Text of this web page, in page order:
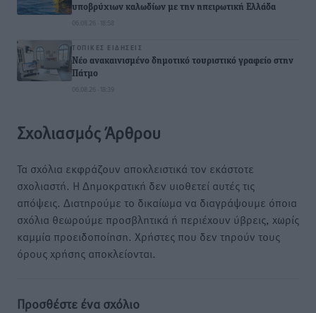
υποβρύχιων καλωδίων με την ηπειρωτική Ελλάδα
06.08.26 · 18:58
ΤΟΠΙΚΈΣ ΕΙΔΉΣΕΙΣ
Νέο ανακαινισμένο δημοτικό τουριστικό γραφείο στην
Πάτμο
06.08.26 · 18:39
Σχολιασμός Άρθρου
Τα σχόλια εκφράζουν αποκλειστικά τον εκάστοτε
σχολιαστή. Η Δημοκρατική δεν υιοθετεί αυτές τις
απόψεις. Διατηρούμε το δικαίωμα να διαγράψουμε όποια
σχόλια θεωρούμε προσβλητικά ή περιέχουν ύβρεις, χωρίς
καμμία προειδοποίηση. Χρήστες που δεν τηρούν τους
όρους χρήσης αποκλείονται.
Προσθέστε ένα σχόλιο